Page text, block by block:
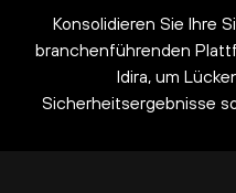
Konsolidieren Sie Ihre
branchenführenden
Idira, um
Sicherheitsergebnisse